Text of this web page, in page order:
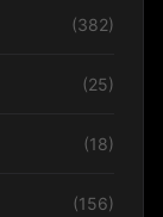
(382)
(25)
(18)
(156)